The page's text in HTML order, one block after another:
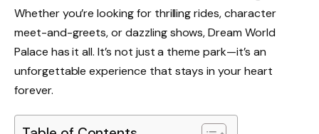
Whether you’re looking for thrilling rides, character
meet-and-greets, or dazzling shows, Dream World
Palace has it all. It’s not just a theme park—it’s an
unforgettable experience that stays in your heart
forever.